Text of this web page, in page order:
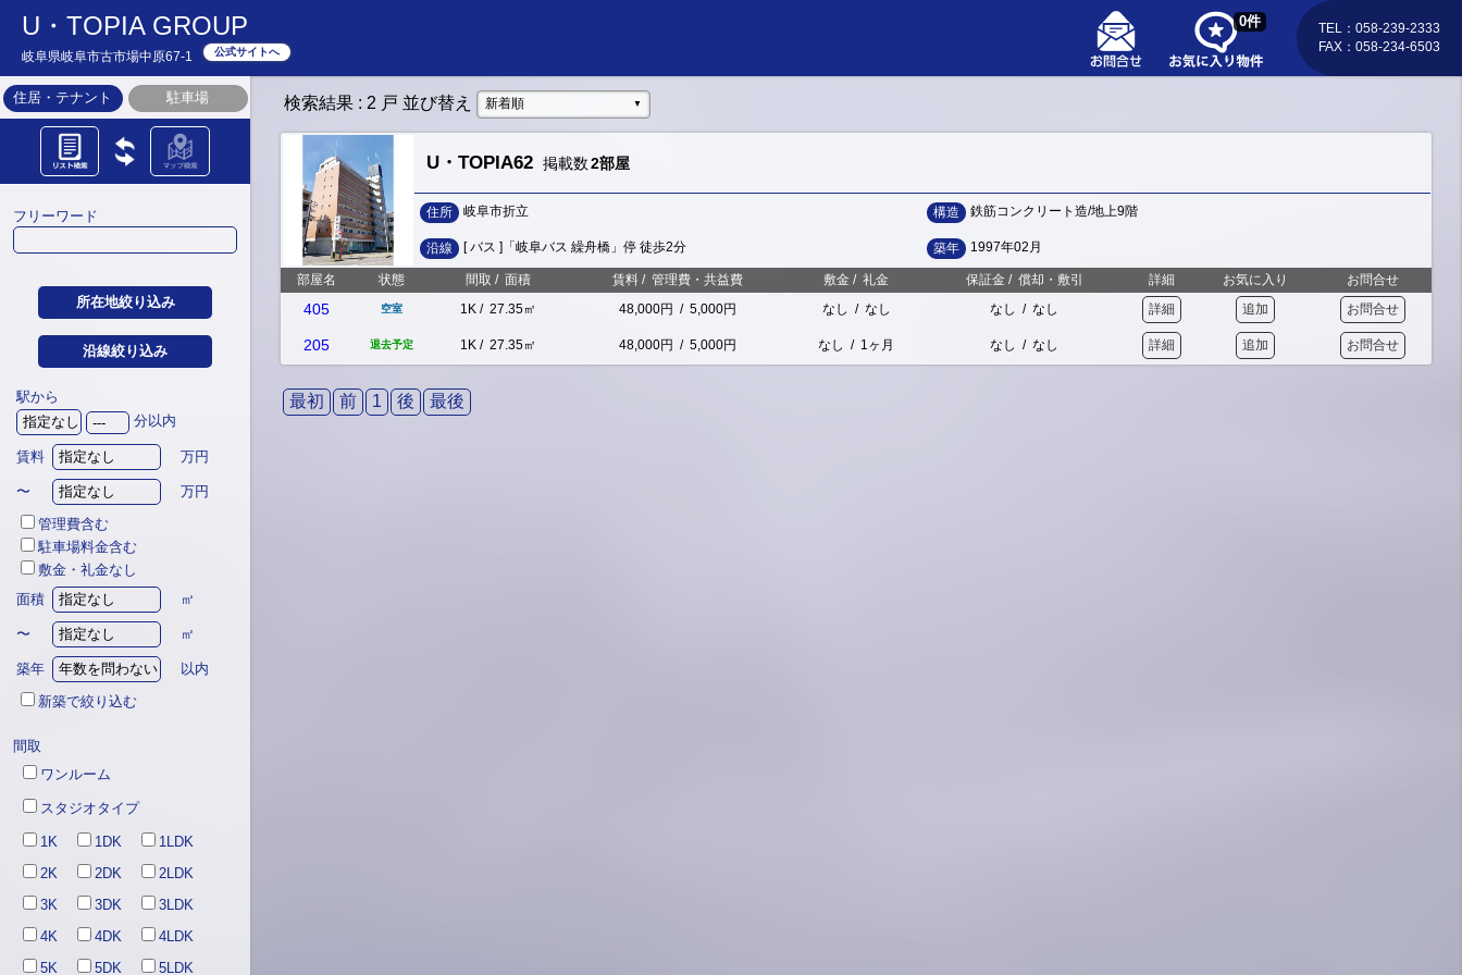
U・TOPIA GROUP
岐阜県岐阜市古市場中原67-1 公式サイトへ
0件
TEL：058-239-2333
FAX：058-234-6503
住居・テナント 駐車場
フリーワード
所在地絞り込み
沿線絞り込み
駅から
分以内
賃料 万円
〜
万円
管理費含む
駐車場料金含む
敷金・礼金なし
面積
㎡
〜 ㎡
築年
以内
新築で絞り込む
間取
ワンルーム
スタジオタイプ
1K 1DK
1LDK
2K
2DK
2LDK
3K
3DK
3LDK
4K
4DK
4LDK
5K
5DK 5LDK
検索結果 : 2 戸 並び替え 新着順 ▼
U・TOPIA62 掲載数2部屋
住所 岐阜市折立 構造 鉄筋コンクリート造/地上9階
沿線 [ バス ]「岐阜バス 繰舟橋」停 徒歩2分 築年 1997年02月
部屋名 状態 間取 / 面積 賃料/ 管理費・共益費 敷金 / 礼金 保証金 / 償却・敷引 詳細 お気に入り お問合せ
405 空室 1K / 27.35㎡ 48,000円 / 5,000円 なし / なし なし / なし 詳細 追加 お問合せ
205 退去予定 1K / 27.35㎡ 48,000円 / 5,000円 なし / 1ヶ月 なし / なし 詳細 追加 お問合せ
最初 前 1 後 最後